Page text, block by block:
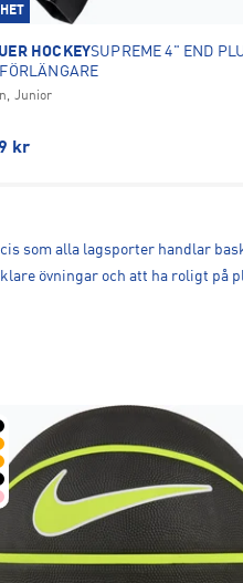
HOCKEYSUPREME 4" END
Junior
kr
som alla lagsporter handlar
övningar och att ha roligt på